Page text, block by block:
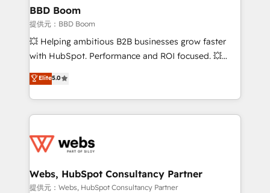
Custom APIs and third-party integrations 📈 End-to-
End Revenue Acceleration • Lifecycle marketing and
pipeline growth programs • Sales enablement tools
and CRM optimization • Retention strategies with
Execution • 750+ onboardings and 2,000+
implementations • Deep expertise across marketing,
BBD Boom
提供元：BBD Boom
💥 Helping ambitious B2B businesses grow faster
with HubSpot. Performance and ROI focused. 💥
BBD Boom is the HubSpot partner that can help you
to HubSpot Better. We work with your teams to
solve all your HubSpot challenges and improve user
adoption, sales process and marketing results.
the first time 🔧 Designing and optimising your
and build using HubSpot 🔌 Integrating HubSpot
with other systems 🎓 Training your teams to be
Elite5.0
Webs, HubSpot Consultancy Partner
提供元：Webs, HubSpot Consultancy Partner